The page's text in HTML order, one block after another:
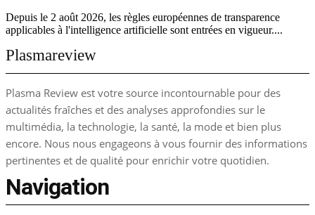
Depuis le 2 août 2026, les règles européennes de transparence
applicables à l'intelligence artificielle sont entrées en vigueur....
Plasmareview
Plasma Review est votre source incontournable pour des
actualités fraîches et des analyses approfondies sur le
multimédia, la technologie, la santé, la mode et bien plus
encore. Nous nous engageons à vous fournir des informations
pertinentes et de qualité pour enrichir votre quotidien.
Navigation